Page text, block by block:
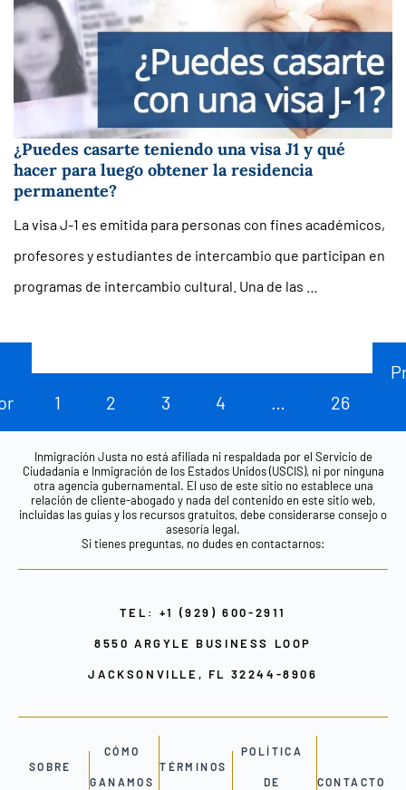
¿Puedes casarte teniendo una visa J1 y qué
hacer para luego obtener la residencia
permanente?
La visa J-1 es emitida para personas con fines académicos,
profesores y estudiantes de intercambio que participan en
programas de intercambio cultural. Una de las …
1 2 3 4 … 26
Inmigración Justa no está afiliada ni respaldada por el Servicio de
Ciudadanía e Inmigración de los Estados Unidos (USCIS), ni por ninguna
otra agencia gubernamental. El uso de este sitio no establece una
relación de cliente-abogado y nada del contenido en este sitio web,
incluidas las guías y los recursos gratuitos, debe considerarse consejo o
asesoría legal.
Si tienes preguntas, no dudes en contactarnos:
TEL: +1 (929) 600-2911
8550 ARGYLE BUSINESS LOOP
JACKSONVILLE, FL 32244-8906
SOBRE
CÓMO
GANAMOS
TÉRMINOS
POLÍTICA
DE CONTACTO